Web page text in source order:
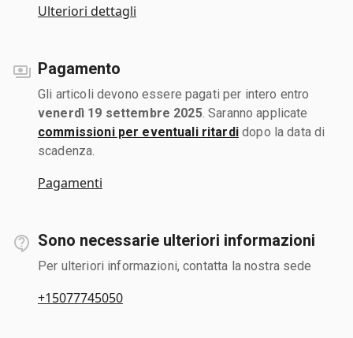
Ulteriori dettagli
Pagamento
Gli articoli devono essere pagati per intero entro
venerdì 19 settembre 2025. Saranno applicate
commissioni per eventuali ritardidopo la data di
scadenza.
Pagamenti
Sono necessarie ulteriori informazioni
Per ulteriori informazioni, contatta la nostra sede
+15077745050